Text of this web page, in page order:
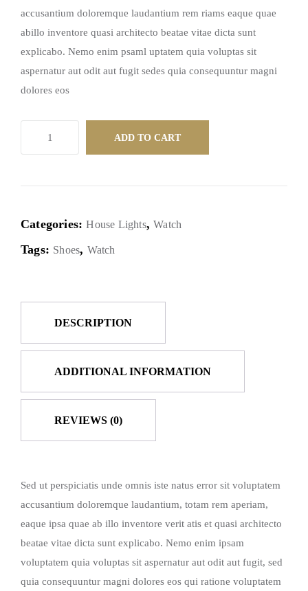
accusantium doloremque laudantium rem riams eaque quae
abillo inventore quasi architecto beatae vitae dicta sunt
explicabo. Nemo enim psaml uptatem quia voluptas sit
aspernatur aut odit aut fugit sedes quia consequuntur magni
dolores eos
ADD TO CART
Categories:House Lights,Watch
Tags: Shoes, Watch
DESCRIPTION
ADDITIONAL INFORMATION
REVIEWS (0)
Sed ut perspiciatis unde omnis iste natus error sit voluptatem
accusantium doloremque laudantium, totam rem aperiam,
eaque ipsa quae ab illo inventore verit atis et quasi architecto
beatae vitae dicta sunt explicabo. Nemo enim ipsam
voluptatem quia voluptas sit aspernatur aut odit aut fugit, sed
quia consequuntur magni dolores eos qui ratione voluptatem